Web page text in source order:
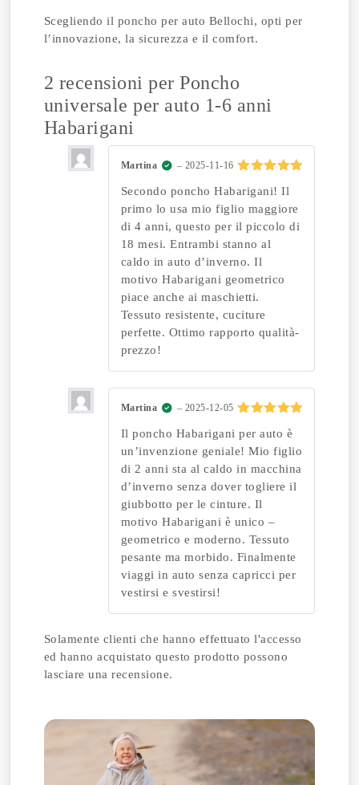
Scegliendo il poncho per auto Bellochi, opti per
l’innovazione, la sicurezza e il comfort.
2 recensioni perPoncho
universale per auto 1-6 anni
Habarigani
su 5
Martina – 2025-11-16
Secondo poncho Habarigani! Il
primo lo usa mio figlio maggiore
di 4 anni, questo per il piccolo di
18 mesi. Entrambi stanno al
caldo in auto d’inverno. Il
motivo Habarigani geometrico
piace anche ai maschietti.
Tessuto resistente, cuciture
perfette. Ottimo rapporto qualità-
prezzo!
su 5
Martina – 2025-12-05
Il poncho Habarigani per auto è
un’invenzione geniale! Mio figlio
di 2 anni sta al caldo in macchina
d’inverno senza dover togliere il
giubbotto per le cinture. Il
motivo Habarigani è unico –
geometrico e moderno. Tessuto
pesante ma morbido. Finalmente
viaggi in auto senza capricci per
vestirsi e svestirsi!
Solamente clienti che hanno effettuato l'accesso
ed hanno acquistato questo prodotto possono
lasciare una recensione.